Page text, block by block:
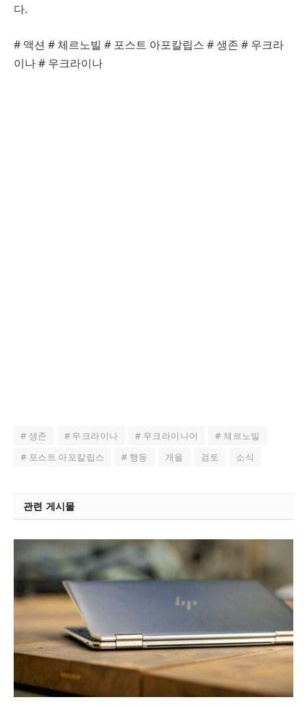
다.
# 액션 # 체르노빌 # 포스트 아포칼립스 # 생존 # 우크라
이나 # 우크라이나
# 생존 # 우크라이나 # 우크라이나어
# 체르노빌
# 포스트 아포칼립스
# 행동 개울 검토 소식
관련 게시물